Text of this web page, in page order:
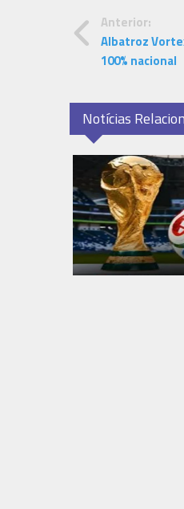
Anterior:
Albatroz
100% nacional
Notícias